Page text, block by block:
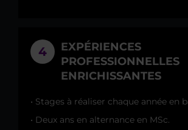
4
EXPÉRIENCES
PROFESSIONNELLES
ENRICHISSANTES
• Stages à réaliser chaque année en
• Deux ans en alternance en MSc.